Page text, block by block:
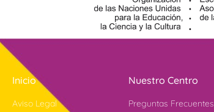
Inicio
Aviso Legal
Nuestro Centro
Preguntas Frecuentes